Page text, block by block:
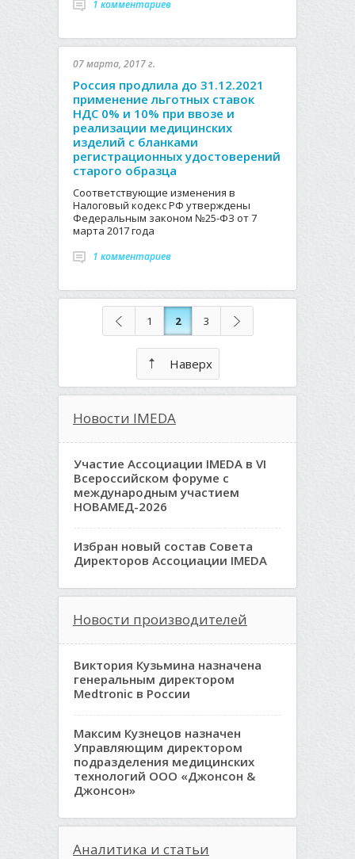
1 комментариев
07 марта, 2017 г.
Россия продлила до 31.12.2021
применение льготных ставок
НДС 0% и 10% при ввозе и
реализации медицинских
изделий с бланками
регистрационных удостоверений
старого образца
Соответствующие изменения в
Налоговый кодекс РФ утверждены
Федеральным законом №25-ФЗ от 7
марта 2017 года
1 комментариев
1 2 3
Наверх
Новости IMEDA
Участие Ассоциации IMEDA в VI
Всероссийском форуме с
международным участием
НОВАМЕД-2026
Избран новый состав Совета
Директоров Ассоциации IMEDA
Новости производителей
Виктория Кузьмина назначена
генеральным директором
Medtronic в России
Максим Кузнецов назначен
Управляющим директором
подразделения медицинских
технологий ООО «Джонсон &
Джонсон»
Аналитика и статьи